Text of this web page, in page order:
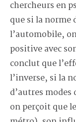
chercheurs en
que si la norme
l’automobile,
positive avec
conclut que
l’inverse, si la
d’autres
on perçoit que